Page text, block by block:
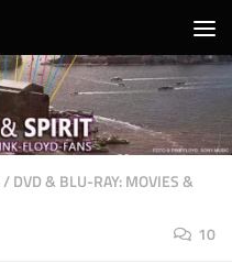
/DVD & BLU-RAY: MOVIES &
10